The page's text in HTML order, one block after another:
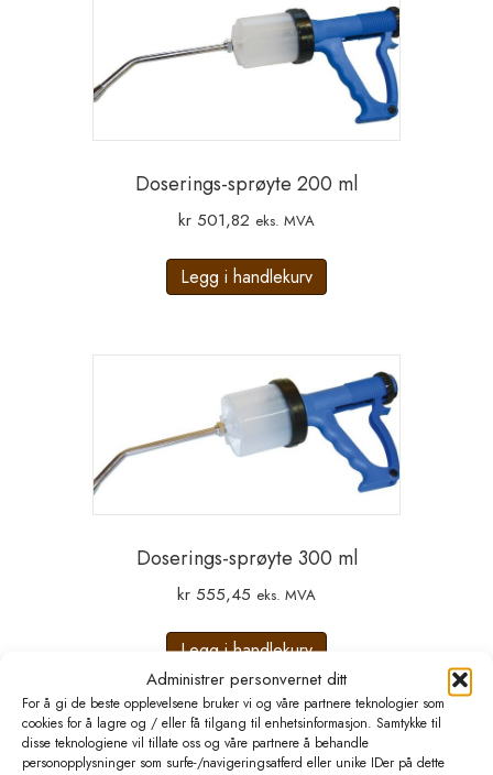
Administrer personvernet ditt
For å gi de beste opplevelsene bruker vi og våre partnere teknologier som
cookies for å lagre og / eller få tilgang til enhetsinformasjon. Samtykke til
disse teknologiene vil tillate oss og våre partnere å behandle
personopplysninger som surfe-/navigeringsatferd eller unike IDer på dette
Doserings-sprøyte 200 ml
kr 501,82 eks. MVA
Legg i handlekurv
Doserings-sprøyte 300 ml
kr 555,45 eks. MVA
Legg i handlekurv